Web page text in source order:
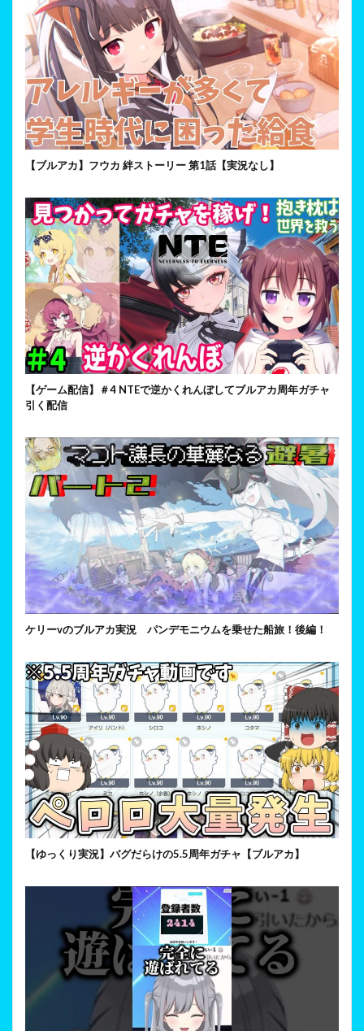
【ブルアカ】フウカ 絆ストーリー 第1話【実況なし】
【ゲーム配信】＃4 NTEで逆かくれんぼしてブルアカ周年ガチャ
引く配信
ケリーvのブルアカ実況 パンデモニウムを乗せた船旅！後編！
【ゆっくり実況】バグだらけの5.5周年ガチャ【ブルアカ】